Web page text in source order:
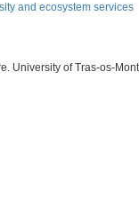
and ecosystem services
University of Tras-os-